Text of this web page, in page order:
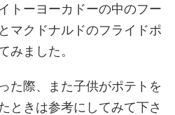
トーヨーカドーの中のフー
マクドナルドのフライドポ
みました。
た際、また子供がポテトを
ときは参考にしてみて下さ